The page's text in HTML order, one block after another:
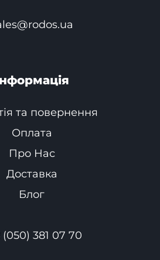
та повернення
Оплата
Про Нас
Доставка
Блог
(050) 381 07 70